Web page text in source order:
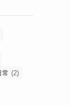
常 (2)